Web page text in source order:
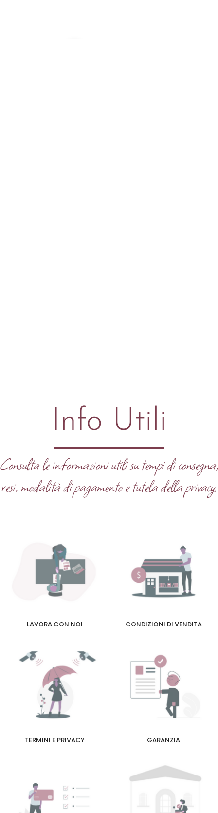
Info Utili
Consulta le informazioni utili su tempi di consegna,
resi, modalità di pagamento e tutela della privacy.
LAVORA CON NOI CONDIZIONI DI VENDITA
TERMINI E PRIVACY GARANZIA